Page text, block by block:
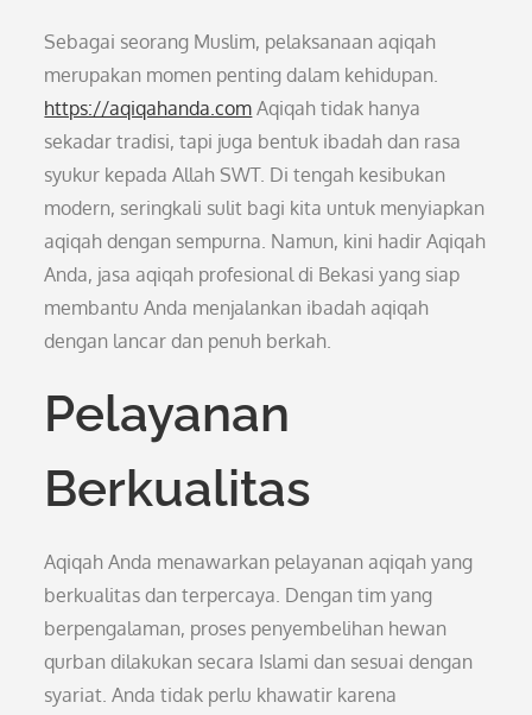
Sebagai seorang Muslim, pelaksanaan aqiqah
merupakan momen penting dalam kehidupan.
https://aqiqahanda.com Aqiqah tidak hanya
sekadar tradisi, tapi juga bentuk ibadah dan rasa
syukur kepada Allah SWT. Di tengah kesibukan
modern, seringkali sulit bagi kita untuk menyiapkan
aqiqah dengan sempurna. Namun, kini hadir Aqiqah
Anda, jasa aqiqah profesional di Bekasi yang siap
membantu Anda menjalankan ibadah aqiqah
dengan lancar dan penuh berkah.
Pelayanan
Berkualitas
Aqiqah Anda menawarkan pelayanan aqiqah yang
berkualitas dan terpercaya. Dengan tim yang
berpengalaman, proses penyembelihan hewan
qurban dilakukan secara Islami dan sesuai dengan
syariat. Anda tidak perlu khawatir karena